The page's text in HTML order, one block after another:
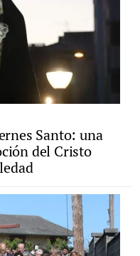
Santo: una
del Cristo